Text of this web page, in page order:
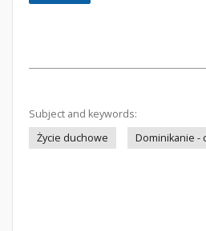
Subject and keywords:
Życie duchowe
Dominikanie -